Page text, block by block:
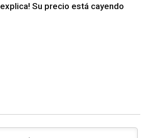
explica! Su precio está cayendo